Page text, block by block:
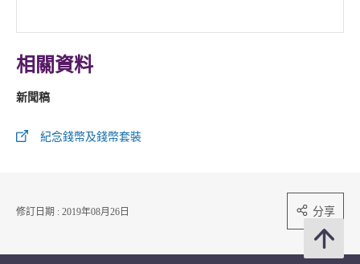
相關資料
新聞稿
紀念錢幣及錢幣套裝
修訂日期 : 2019年08月26日 分享